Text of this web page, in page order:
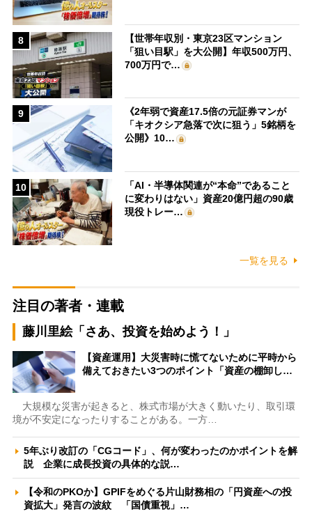
8
【世帯年収別・東京23区マンション
「狙い目駅」を大公開】年収500万円、
700万円で…
9
《2年弱で資産17.5倍の元証券マンが
「キオクシア急落で次に狙う」5銘柄を
公開》10…
10
「AI・半導体関連が“本命”であること
に変わりはない」資産20億円超の90歳
現役トレー…
一覧を見る
注目の著者・連載
藤川里絵「さあ、投資を始めよう！」
【資産運用】大災害時に慌てないために平時から
備えておきたい3つのポイント「資産の棚卸し…
大規模な災害が起きると、株式市場が大きく動いたり、取引環
境が不安定になったりすることがある。一方…
5年ぶり改訂の「CGコード」、何が変わったのかポイントを解
説 企業に成長投資の具体的な説…
【令和のPKOか】GPIFをめぐる片山財務相の「円資産への投
資拡大」発言の波紋 「国債重視」…